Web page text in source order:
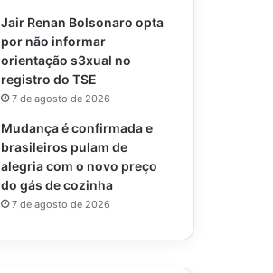
Jair Renan Bolsonaro opta
por não informar
orientação s3xual no
registro do TSE
7 de agosto de 2026
Mudança é confirmada e
brasileiros pulam de
alegria com o novo preço
do gás de cozinha
7 de agosto de 2026